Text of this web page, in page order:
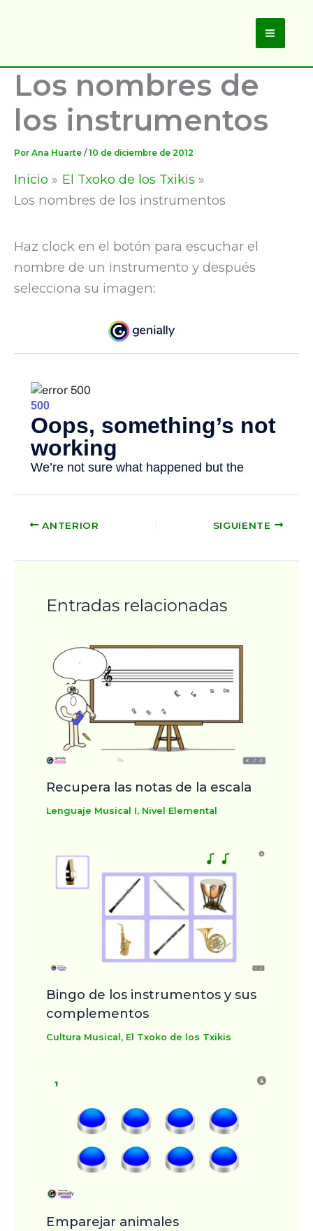
Main
Los nombres de
los instrumentos
Por Ana Huarte / 10 de diciembre de 2012
Inicio
El Txoko de los Txikis
Los nombres de los instrumentos
Haz clock en el botón para escuchar el
nombre de un instrumento y después
selecciona su imagen:
ANTERIOR SIGUIENTE
Entradas relacionadas
Recupera las notas de la escala
Lenguaje Musical I, Nivel Elemental
Bingo de los instrumentos y sus
complementos
Cultura Musical , El Txoko de los Txikis
Emparejar animales